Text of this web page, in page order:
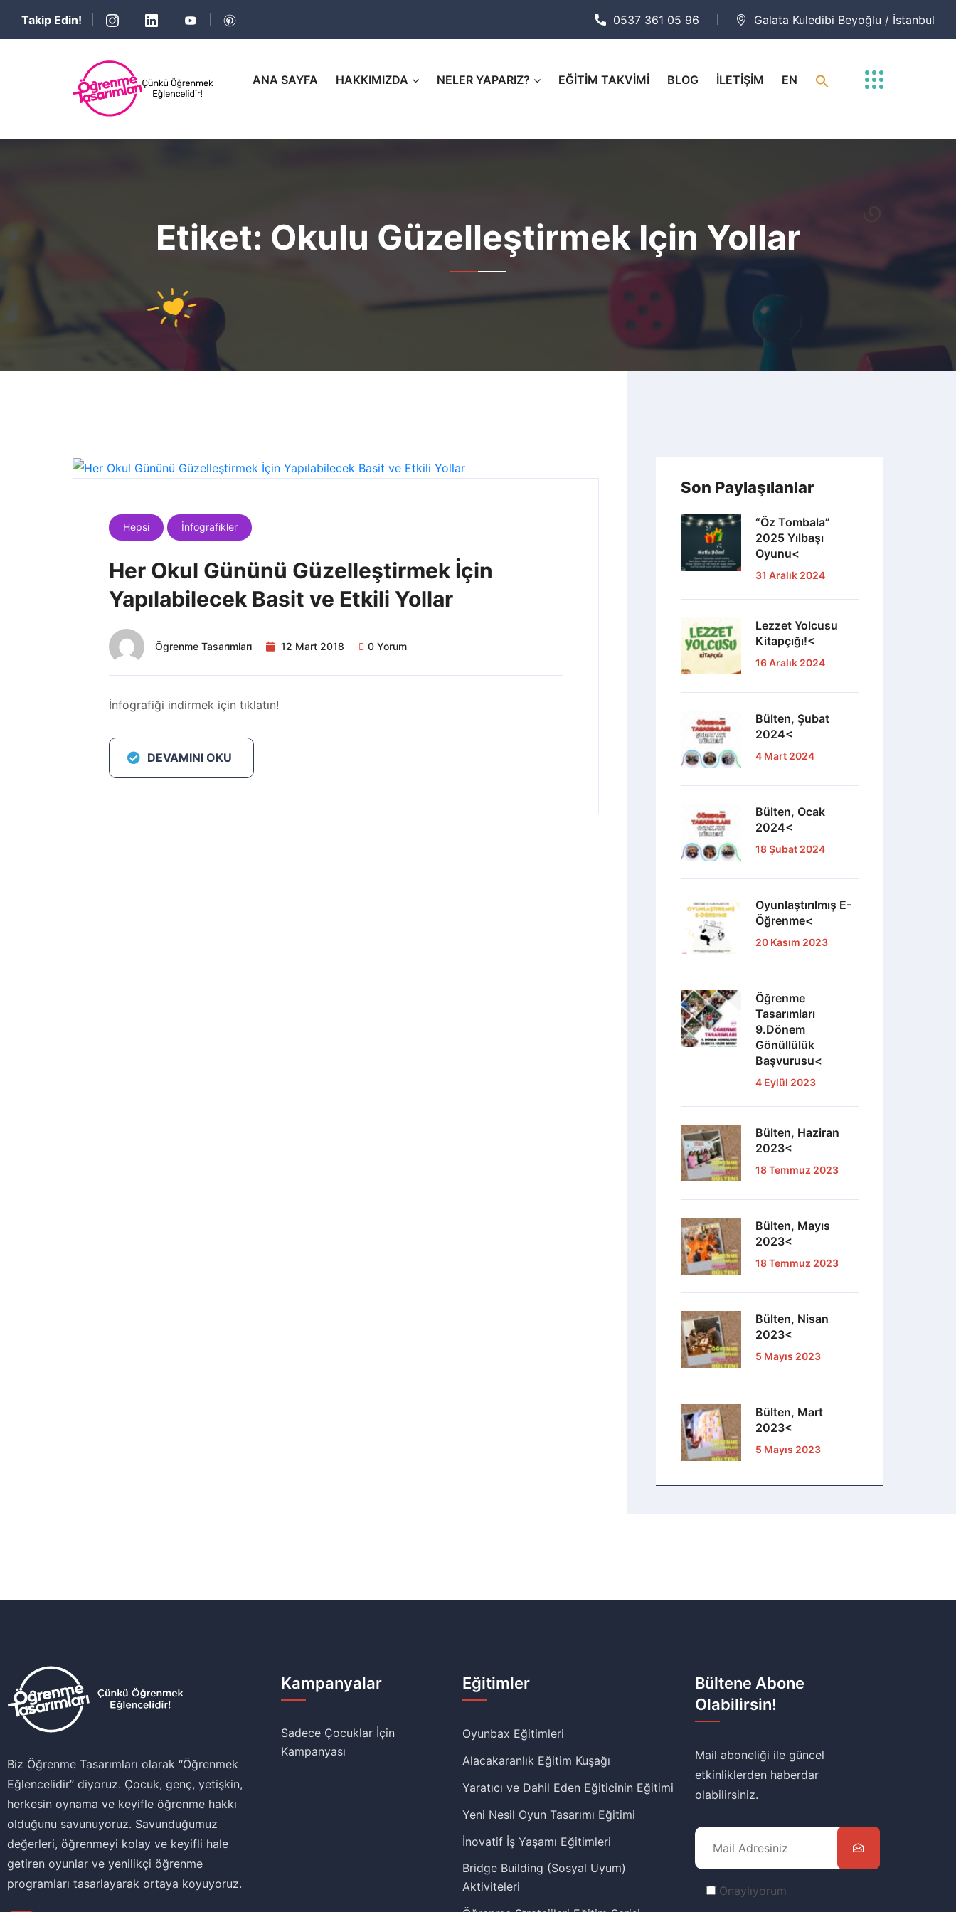
Takip Edin! 0537 361 05 96 Galata Kuledibi Beyoğlu / İstanbul
ANA SAYFA HAKKIMIZDA NELER YAPARIZ? EĞİTİM TAKVİMİ BLOG İLETİŞİM EN
Etiket: Okulu Güzelleştirmek Için Yollar
Hepsi İnfografikler
Her Okul Gününü Güzelleştirmek İçin
Yapılabilecek Basit ve Etkili Yollar
Ögrenme Tasarımları 12 Mart 2018 0 Yorum
İnfografiği indirmek için tıklatın!
DEVAMINI OKU
Son Paylaşılanlar
“Öz Tombala”
2025 Yılbaşı
Oyunu<
31 Aralık 2024
Lezzet Yolcusu
Kitapçığı!<
16 Aralık 2024
Bülten, Şubat
2024<
4 Mart 2024
Bülten, Ocak
2024<
18 Şubat 2024
Oyunlaştırılmış E-
Öğrenme<
20 Kasım 2023
Öğrenme
Tasarımları
9.Dönem
Gönüllülük
Başvurusu<
4 Eylül 2023
Bülten, Haziran
2023<
18 Temmuz 2023
Bülten, Mayıs
2023<
18 Temmuz 2023
Bülten, Nisan
2023<
5 Mayıs 2023
Bülten, Mart
2023<
5 Mayıs 2023
Biz Öğrenme Tasarımları olarak ‘‘Öğrenmek
Eğlencelidir’’ diyoruz. Çocuk, genç, yetişkin,
herkesin oynama ve keyifle öğrenme hakkı
olduğunu savunuyoruz. Savunduğumuz
değerleri, öğrenmeyi kolay ve keyifli hale
getiren oyunlar ve yenilikçi öğrenme
programları tasarlayarak ortaya koyuyoruz.
Kampanyalar
Sadece Çocuklar İçin
Kampanyası
Eğitimler
Oyunbax Eğitimleri
Alacakaranlık Eğitim Kuşağı
Yaratıcı ve Dahil Eden Eğiticinin Eğitimi
Yeni Nesil Oyun Tasarımı Eğitimi
İnovatif İş Yaşamı Eğitimleri
Bridge Building (Sosyal Uyum)
Aktiviteleri
Bültene Abone
Olabilirsin!
Mail aboneliği ile güncel
etkinliklerden haberdar
olabilirsiniz.
Onaylıyorum